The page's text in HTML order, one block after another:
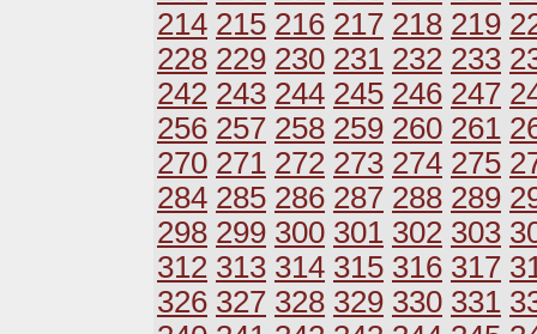
214 215 216 217 218 219
228 229 230 231 232 233
242 243 244 245 246 247
256 257 258 259 260 261
270 271 272 273 274 275
284 285 286 287 288 289
298 299 300 301 302 303
312 313 314 315 316 317
326 327 328 329 330 331